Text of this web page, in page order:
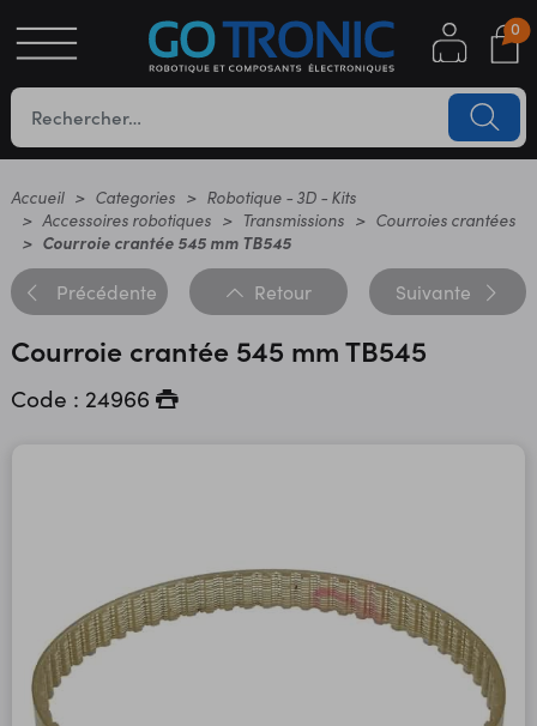
0
Accueil Categories
Robotique - 3D - Kits
Accessoires robotiques
Transmissions
Courroies crantées
Courroie crantée 545 mm TB545
Précédente Retour Suivante
Courroie crantée 545 mm TB545
Code : 24966